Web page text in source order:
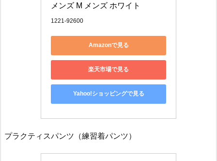
メンズ M メンズ ホワイト
1221-92600
Amazonで見る
楽天市場で見る
Yahoo!ショッピングで見る
プラクティスパンツ（練習着パンツ）